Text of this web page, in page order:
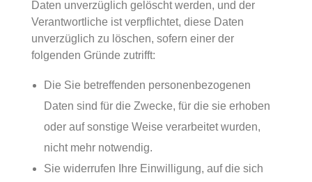
Daten unverzüglich gelöscht werden, und der
Verantwortliche ist verpflichtet, diese Daten
unverzüglich zu löschen, sofern einer der
folgenden Gründe zutrifft:
Die Sie betreffenden personenbezogenen
Daten sind für die Zwecke, für die sie erhoben
oder auf sonstige Weise verarbeitet wurden,
nicht mehr notwendig.
Sie widerrufen Ihre Einwilligung, auf die sich